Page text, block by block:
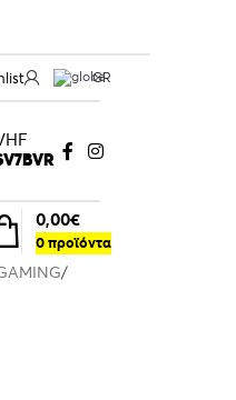
GR
0προϊόντα
0,00€